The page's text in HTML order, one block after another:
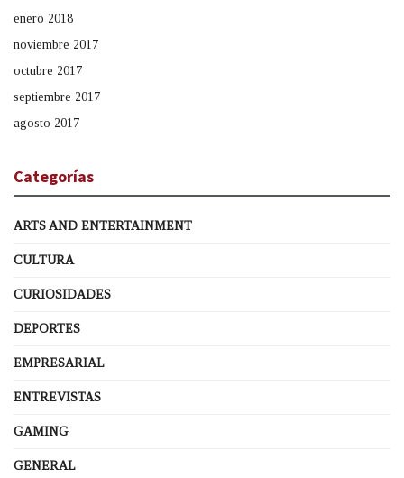
enero 2018
noviembre 2017
octubre 2017
septiembre 2017
agosto 2017
Categorías
ARTS AND ENTERTAINMENT
CULTURA
CURIOSIDADES
DEPORTES
EMPRESARIAL
ENTREVISTAS
GAMING
GENERAL